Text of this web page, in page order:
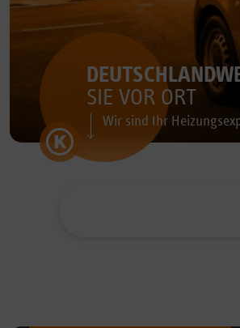
SIE VOR ORT
Wir sind Ihr